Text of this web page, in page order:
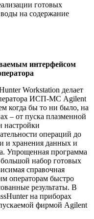
готовых
на содержание
интерфейсом
Workstation делает
ИСП-МС Agilent
когда бы то ни было, на
– от пуска плазменной
настройки
операций до
и хранения данных и
Упрощенная программа
набор готовых
справочная
операторам быстро
результаты. В
на приборах
фирмой Agilent